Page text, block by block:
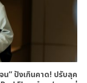
น” ปังเกินคาด! ปรับลุค